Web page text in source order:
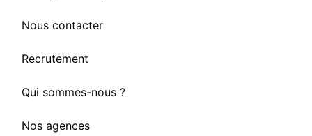
Nous contacter
Recrutement
Qui sommes-nous ?
Nos agences